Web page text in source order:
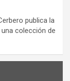
publica la
una colección de